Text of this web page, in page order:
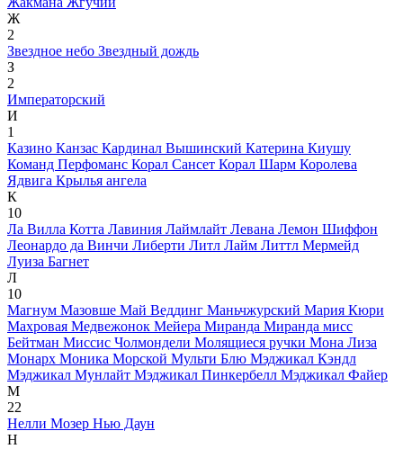
Ж
2
Звездное небо Звездный дождь
З
2
Императорский
И
1
Казино Канзас Кардинал Вышинский Катерина Киушу
Команд Перфоманс Корал Сансет Корал Шарм Королева
Ядвига Крылья ангела
К
10
Ла Вилла Котта Лавиния Лаймлайт Левана Лемон Шиффон
Леонардо да Винчи Либерти Литл Лайм Литтл Мермейд
Луиза Багнет
Л
10
Магнум Мазовше Май Веддинг Маньчжурский Мария Кюри
Махровая Медвежонок Мейера Миранда Миранда мисс
Бейтман Миссис Чолмондели Молящиеся ручки Мона Лиза
Монарх Моника Морской Мульти Блю Мэджикал Кэндл
Мэджикал Мунлайт Мэджикал Пинкербелл Мэджикал Файер
М
22
Нелли Мозер Нью Даун
Н